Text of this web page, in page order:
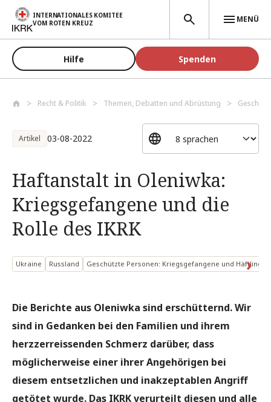
Direkt zum Inhalt
INTERNATIONALES KOMITEE
VOM ROTEN KREUZ
MENÜ
Hilfe Spenden
Recht & Politik Themen, Debatten und Abrüstung
Artikel 03-08-2022
Haftanstalt in Oleniwka:
Kriegsgefangene und die
Rolle des IKRK
Ukraine Russland Geschützte Personen: Kriegsgefangene und Häftlinge
Die Berichte aus Oleniwka sind erschütternd. Wir
sind in Gedanken bei den Familien und ihrem
herzzerreissenden Schmerz darüber, dass
möglicherweise einer ihrer Angehörigen bei
diesem entsetzlichen und inakzeptablen Angriff
getötet wurde. Das IKRK verurteilt diesen und alle